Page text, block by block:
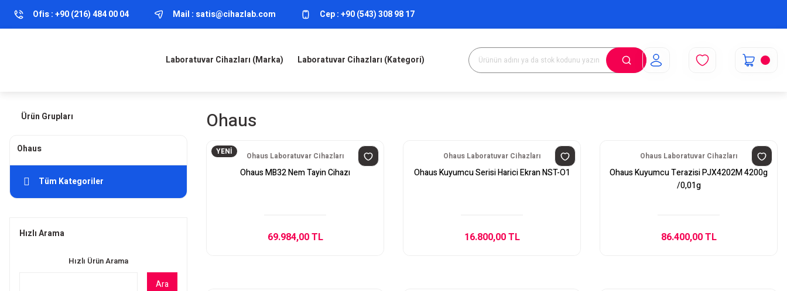
Ofis :+90 (216) 484 00 04 Mail : satis@cihazlab.com Cep :+90 (543) 308 98 17
Laboratuvar Cihazları (Marka) Laboratuvar Cihazları (Kategori)
Ürün Grupları
Ohaus
Tüm Kategoriler
Hızlı Arama
Hızlı Ürün Arama
Ara
Ohaus
YENİ Ohaus Laboratuvar Cihazları
Ohaus MB32 Nem Tayin Cihazı
69.984,00 TL
Ohaus Laboratuvar Cihazları
Ohaus Kuyumcu Serisi Harici Ekran NST-O1
16.800,00 TL
Ohaus Laboratuvar Cihazları
Ohaus Kuyumcu Terazisi PJX4202M 4200g
/0,01g
86.400,00 TL